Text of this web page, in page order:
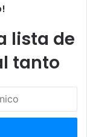
lista de
tanto